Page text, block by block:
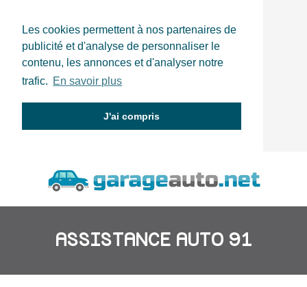
Les cookies permettent à nos partenaires de
publicité et d'analyse de personnaliser le
contenu, les annonces et d'analyser notre
trafic. En savoir plus
J'ai compris
ASSISTANCE AUTO 91